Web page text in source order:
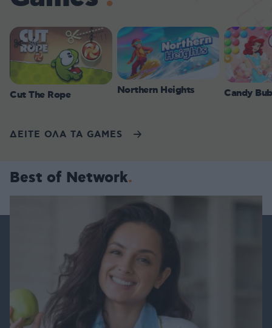
Cut The Rope Northern Heights Candy
ΔΕΙΤΕ ΟΛΑ ΤΑ GAMES
Best of Network